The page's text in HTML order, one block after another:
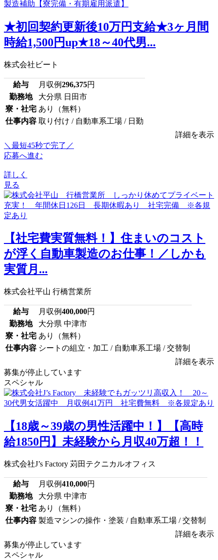
★初回契約更新後10万円支給★3ヶ月間
時給1,500円up★18～40代男...
株式会社ビート
給与 月収例296,375円
勤務地
大分県 日田市
寮・社宅 あり（無料）
仕事内容 取り付け / 自動車系工場 / 日勤
詳細を表示
＼最短45秒で完了／
応募へ進む
詳しく
見る
【社宅費実質無料！】住まいのコスト
が浮く自動車製造のお仕事！／しかも
実質月...
株式会社平山 行橋営業所
給与 月収例400,000円
勤務地
大分県 中津市
寮・社宅 あり（無料）
仕事内容 シートの組立・加工 / 自動車系工場 / 交替制
詳細を表示
募集が停止しています
スペシャル
【18歳～39歳の男性活躍中！】【高時
給1850円】未経験から月収40万超！！
株式会社J’s Factory 苅田テクニカルオフィス
給与 月収例410,000円
勤務地
大分県 中津市
寮・社宅 あり（無料）
仕事内容 製造マシンの操作・塗装 / 自動車系工場 / 交替制
詳細を表示
募集が停止しています
スペシャル